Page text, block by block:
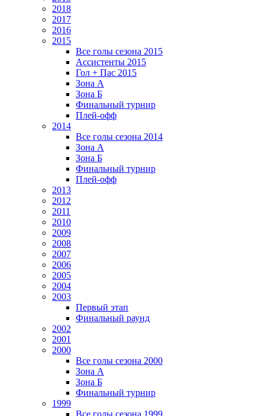
2018
2017
2016
2015
Все голы сезона 2015
Ассистенты 2015
Гол + Пас 2015
Зона А
Зона Б
Финальный турнир
Плей-офф
2014
Все голы сезона 2014
Зона А
Зона Б
Финальный турнир
Плей-офф
2013
2012
2011
2010
2009
2008
2007
2006
2005
2004
2003
Первый этап
Финальный раунд
2002
2001
2000
Все голы сезона 2000
Зона А
Зона Б
Финальный турнир
1999
Все голы сезона 1999